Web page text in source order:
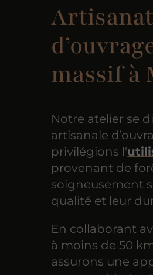
massif à
Notre atelier se
artisanale
privilégions l'
provenant de
soigneusement
qualité et leur
En collaborant
à moins de 50
assurons une